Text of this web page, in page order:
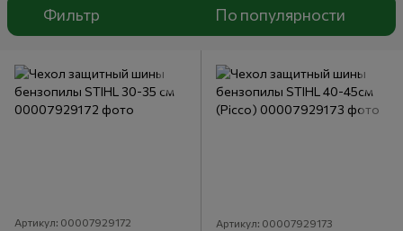
Фильтр По популярности
Артикул: 00007929172 Артикул: 00007929173